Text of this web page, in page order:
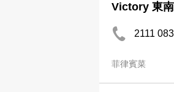
Victory 東
2111
菲律賓菜